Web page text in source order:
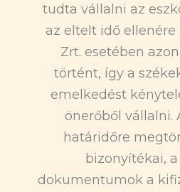
tudta vállalni az
az eltelt idő ellenére
Zrt. esetében
történt, így a
emelkedést
önerőből vállalni.
határidőre
bizonyítékai,
dokumentumok a